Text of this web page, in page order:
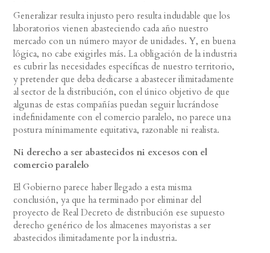
Generalizar resulta injusto pero resulta indudable que los
laboratorios vienen abasteciendo cada año nuestro
mercado con un número mayor de unidades. Y, en buena
lógica, no cabe exigirles más. La obligación de la industria
es cubrir las necesidades específicas de nuestro territorio,
y pretender que deba dedicarse a abastecer ilimitadamente
al sector de la distribución, con el único objetivo de que
algunas de estas compañías puedan seguir lucrándose
indefinidamente con el comercio paralelo, no parece una
postura mínimamente equitativa, razonable ni realista.
Ni derecho a ser abastecidos ni excesos con el
comercio paralelo
El Gobierno parece haber llegado a esta misma
conclusión, ya que ha terminado por eliminar del
proyecto de Real Decreto de distribución ese supuesto
derecho genérico de los almacenes mayoristas a ser
abastecidos ilimitadamente por la industria.